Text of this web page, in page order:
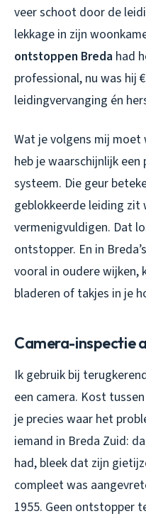
veer schoot door de
lekkage in zijn
ontstoppen Breda had
professional, nu was hij
leidingvervanging én
Wat je volgens mij
heb je waarschijnlijk
systeem. Die geur
geblokkeerde leiding zit
vermenigvuldigen. Dat
ontstopper. En in
vooral in oudere wijken,
bladeren of takjes in je
Camera-inspectie
Ik gebruik bij
een camera. Kost
je precies waar het
iemand in Breda Zuid:
had, bleek dat zijn
compleet was
1955. Geen ontstopper